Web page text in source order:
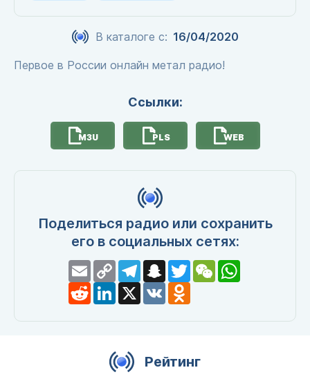
В каталоге с: 16/04/2020
Первое в России онлайн метал радио!
Ссылки:
M3U PLS WEB
Поделиться радио или сохранить
его в социальных сетях:
EmailCopy
Link
TelegramSnapchat
TwitterWeChatWhatsApp
RedditLinkedIn
X VK Odnoklassniki
Рейтинг